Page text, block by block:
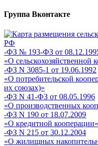
Группа Вконтакте
-ФЗ № 193-ФЗ от
«О сельскохозяйственной
-ФЗ N 3085-1 от 19.06.1992
«О потребительской
их союзах)»
-ФЗ N 41-ФЗ от 08.05.1996
«О производственных
-ФЗ N 190 от 18.07.2009
«О кредитной кооперации»
-ФЗ N 215 от 30.12.2004
«О жилищных